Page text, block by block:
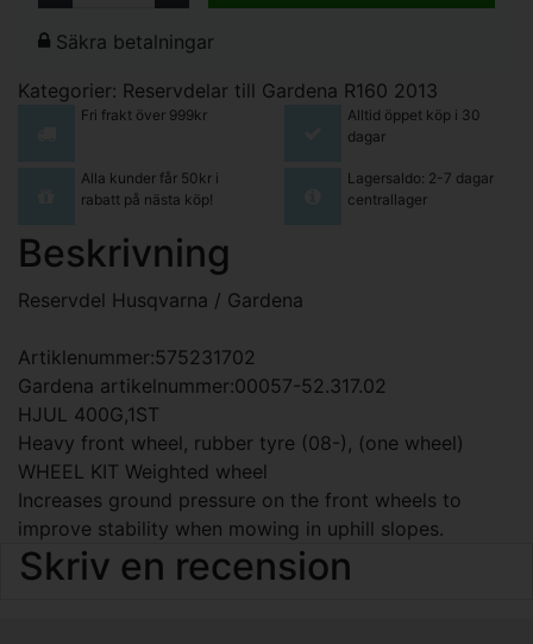
Säkra betalningar
Kategorier: Reservdelar till Gardena R160 2013
Fri frakt över 999kr
Alltid öppet köp i 30
dagar
Alla kunder får 50kr i
rabatt på nästa köp!
Lagersaldo: 2-7 dagar
centrallager
Beskrivning
Reservdel Husqvarna / Gardena
Artiklenummer:575231702
Gardena artikelnummer:00057-52.317.02
HJUL 400G,1ST
Heavy front wheel, rubber tyre (08-), (one wheel)
WHEEL KIT Weighted wheel
Increases ground pressure on the front wheels to
improve stability when mowing in uphill slopes.
Skriv en recension